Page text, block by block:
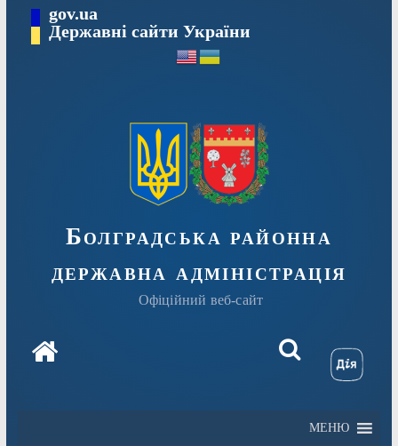
Перейтиgov.ua
Державні сайти України
Болградська районна
державна адміністрація
Офіційний веб-сайт
МЕНЮ